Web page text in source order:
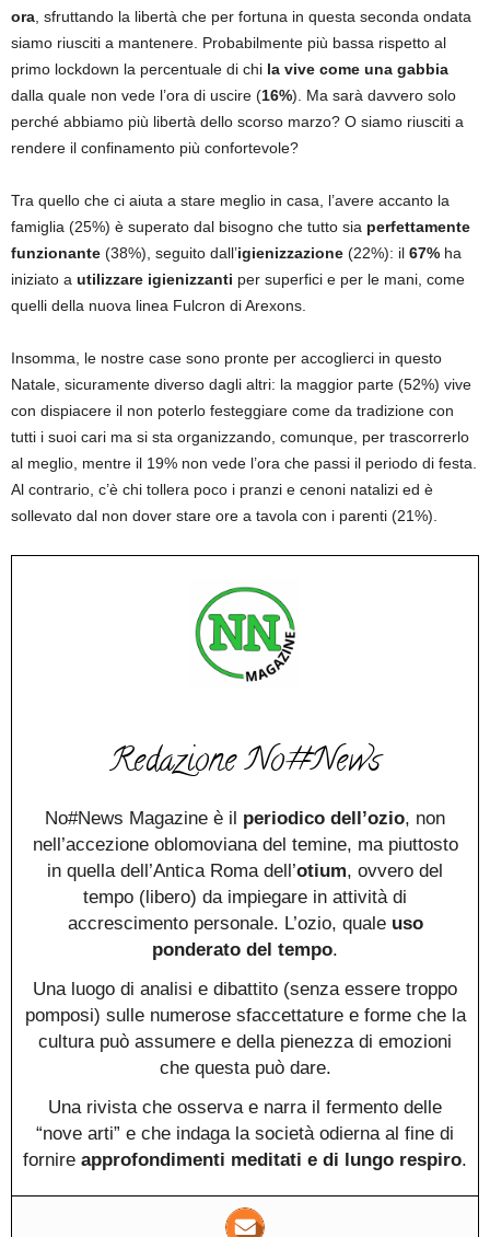
ora , sfruttando la libertà che per fortuna in questa seconda ondata
siamo riusciti a mantenere. Probabilmente più bassa rispetto al
primo lockdown la percentuale di chi la vive come una gabbia
dalla quale non vede l’ora di uscire (16%). Ma sarà davvero solo
perché abbiamo più libertà dello scorso marzo? O siamo riusciti a
rendere il confinamento più confortevole?
Tra quello che ci aiuta a stare meglio in casa, l’avere accanto la
famiglia (25%) è superato dal bisogno che tutto sia perfettamente
funzionante (38%), seguito dall’igienizzazione (22%): il 67% ha
iniziato a utilizzare igienizzanti per superfici e per le mani, come
quelli della nuova linea Fulcron di Arexons.
Insomma, le nostre case sono pronte per accoglierci in questo
Natale, sicuramente diverso dagli altri: la maggior parte (52%) vive
con dispiacere il non poterlo festeggiare come da tradizione con
tutti i suoi cari ma si sta organizzando, comunque, per trascorrerlo
al meglio, mentre il 19% non vede l’ora che passi il periodo di festa.
Al contrario, c’è chi tollera poco i pranzi e cenoni natalizi ed è
sollevato dal non dover stare ore a tavola con i parenti (21%).
Redazione No#News
No#News Magazine è il periodico dell’ozio, non
nell’accezione oblomoviana del temine, ma piuttosto
in quella dell’Antica Roma dell’otium, ovvero del
tempo (libero) da impiegare in attività di
accrescimento personale. L’ozio, quale uso
ponderato del tempo.
Una luogo di analisi e dibattito (senza essere troppo
pomposi) sulle numerose sfaccettature e forme che la
cultura può assumere e della pienezza di emozioni
che questa può dare.
Una rivista che osserva e narra il fermento delle
“nove arti” e che indaga la società odierna al fine di
fornire approfondimenti meditati e di lungo respiro.